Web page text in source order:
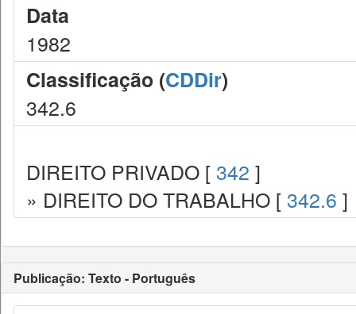
Data
1982
Classificação (CDDir)
342.6
DIREITO PRIVADO [ 342 ]
» DIREITO DO TRABALHO [ 342.6 ]
Publicação: Texto - Português